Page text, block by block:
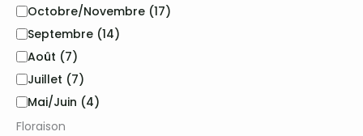
C
u
e
i
l
l
e
t
Octobre/Novembre (17)
Septembre (14)
Août (7)
Juillet (7)
Mai/Juin (4)
Floraison